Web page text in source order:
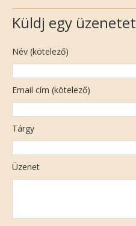
Küldj egy üzenetet
Név (kötelező)
Email cím (kötelező)
Tárgy
Üzenet